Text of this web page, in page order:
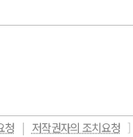
청 | 저작권자의 조치요청 ]